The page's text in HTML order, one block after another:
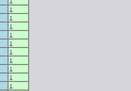
1
1
1
1
1
1
1
1
1
1